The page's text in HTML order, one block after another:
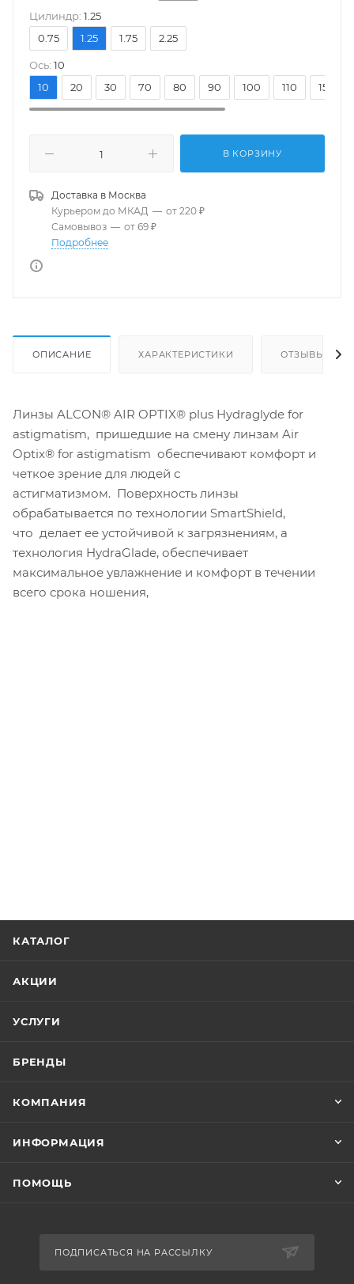
Цилиндр: 1.25
0.75
1.25 1.75 2.25
Ось: 10
10
20 30 70 80 90 100 110 150
В КОРЗИНУ
Доставка в Москва
Курьером до МКАД — от 220 ₽
Самовывоз — от 69 ₽
Подробнее
ОПИСАНИЕ ХАРАКТЕРИСТИКИ ОТЗЫВЫ
Линзы ALCON® AIR OPTIX® plus Hydraglyde for
astigmatism, пришедшие на смену линзам Air
Optix® for astigmatism обеспечивают комфорт и
четкое зрение для людей с
астигматизмом. Поверхность линзы
обрабатывается по технологии SmartShield,
что делает ее устойчивой к загрязнениям, а
технология HydraGlade, обеспечивает
максимальное увлажнение и комфорт в течении
всего срока ношения,
КАТАЛОГ
АКЦИИ
УСЛУГИ
БРЕНДЫ
КОМПАНИЯ
ИНФОРМАЦИЯ
ПОМОЩЬ
ПОДПИСАТЬСЯ НА РАССЫЛКУ